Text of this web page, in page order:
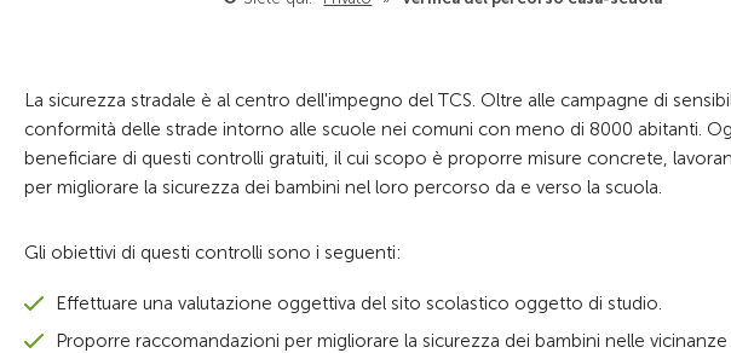
La sicurezza stradale è al centro dell'impegno del TCS. Oltre alle campagne di
conformità delle strade intorno alle scuole nei comuni con meno di 8000 abitanti.
beneficiare di questi controlli gratuiti, il cui scopo è proporre misure concrete,
per migliorare la sicurezza dei bambini nel loro percorso da e verso la scuola.
Gli obiettivi di questi controlli sono i seguenti:
Effettuare una valutazione oggettiva del sito scolastico oggetto di studio.
Proporre raccomandazioni per migliorare la sicurezza dei bambini nelle